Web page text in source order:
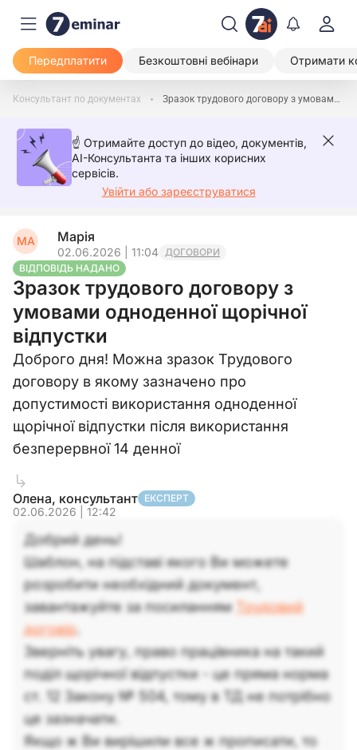
Передплатити Безкоштовні вебінари Отримати
Консультант по документах Зразок трудового договору з умовами одноденної щорічної відпустки
☝️ Отримайте доступ до відео, документів,
AI-Консультанта та інших корисних
сервісів.
Увійти або зареєструватися
МА Марія
02.06.2026 | 11:04 ДОГОВОРИ
ВІДПОВІДЬ НАДАНО
Зразок трудового договору з
умовами одноденної щорічної
відпустки
Доброго дня! Можна зразок Трудового
договору в якому зазначено про
допустимості використання одноденної
щорічної відпустки після використання
безперервної 14 денної
Олена, консультант ЕКСПЕРТ
02.06.2026 | 12:42
Добрий день!
Шаблон, на підставі якого Ви можете
розробити необхідний документ,
завантажуйте за посиланням
Трудовий
договір.
Зверніть увагу, право працівника на такий
поділ щорічної відпустки - це пряма норма
ст. 12 Закону № 504, тому в ТД не потрібно
це зазначати.
Якщо ж Ви вирішили все ж прописати, то